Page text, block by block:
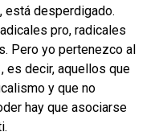
está desperdigado.
pro, radicales
Pero yo pertenezco al
es decir, aquellos que
y que no
hay que asociarse